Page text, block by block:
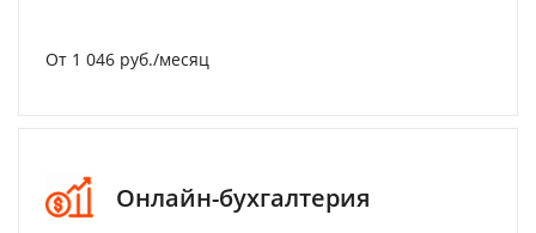
От 1 046 руб./месяц
Онлайн-бухгалтерия